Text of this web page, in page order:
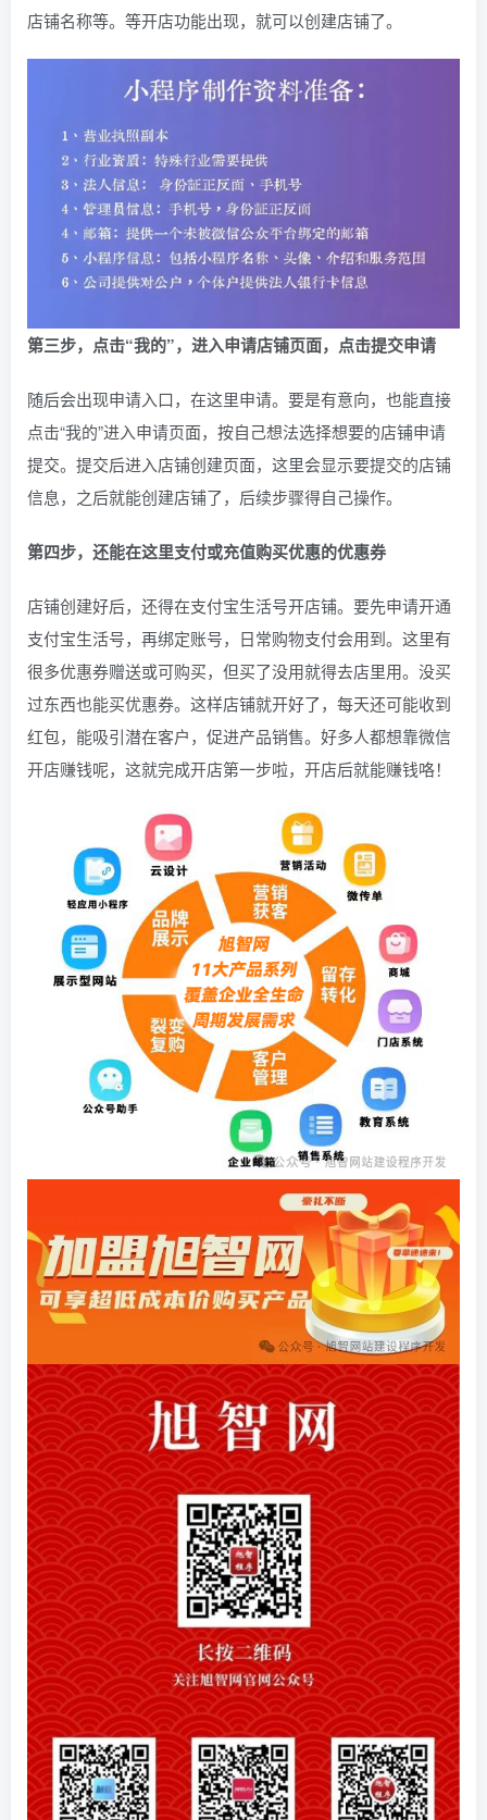
店铺名称等。等开店功能出现，就可以创建店铺了。
第三步，点击“我的”，进入申请店铺页面，点击提交申请
随后会出现申请入口，在这里申请。要是有意向，也能直接
点击“我的”进入申请页面，按自己想法选择想要的店铺申请
提交。提交后进入店铺创建页面，这里会显示要提交的店铺
信息，之后就能创建店铺了，后续步骤得自己操作。
第四步，还能在这里支付或充值购买优惠的优惠券
店铺创建好后，还得在支付宝生活号开店铺。要先申请开通
支付宝生活号，再绑定账号，日常购物支付会用到。这里有
很多优惠券赠送或可购买，但买了没用就得去店里用。没买
过东西也能买优惠券。这样店铺就开好了，每天还可能收到
红包，能吸引潜在客户，促进产品销售。好多人都想靠微信
开店赚钱呢，这就完成开店第一步啦，开店后就能赚钱咯！